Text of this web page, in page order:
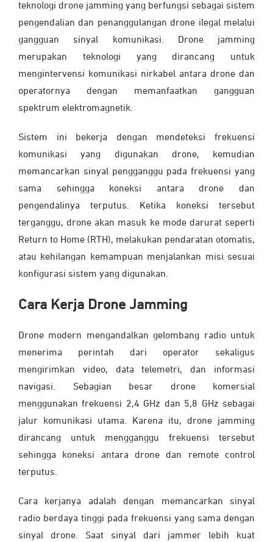
teknologi drone jamming yang berfungsi sebagai sistem
pengendalian dan penanggulangan drone ilegal melalui
gangguan sinyal komunikasi. Drone jamming
merupakan teknologi yang dirancang untuk
mengintervensi komunikasi nirkabel antara drone dan
operatornya dengan memanfaatkan gangguan
spektrum elektromagnetik.
Sistem ini bekerja dengan mendeteksi frekuensi
komunikasi yang digunakan drone, kemudian
memancarkan sinyal pengganggu pada frekuensi yang
sama sehingga koneksi antara drone dan
pengendalinya terputus. Ketika koneksi tersebut
terganggu, drone akan masuk ke mode darurat seperti
Return to Home (RTH), melakukan pendaratan otomatis,
atau kehilangan kemampuan menjalankan misi sesuai
konfigurasi sistem yang digunakan.
Cara Kerja Drone Jamming
Drone modern mengandalkan gelombang radio untuk
menerima perintah dari operator sekaligus
mengirimkan video, data telemetri, dan informasi
navigasi. Sebagian besar drone komersial
menggunakan frekuensi 2,4 GHz dan 5,8 GHz sebagai
jalur komunikasi utama. Karena itu, drone jamming
dirancang untuk mengganggu frekuensi tersebut
sehingga koneksi antara drone dan remote control
terputus.
Cara kerjanya adalah dengan memancarkan sinyal
radio berdaya tinggi pada frekuensi yang sama dengan
sinyal drone. Saat sinyal dari jammer lebih kuat